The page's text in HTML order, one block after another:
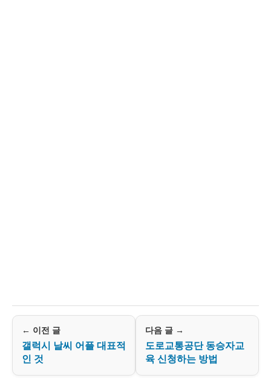
← 이전 글
갤럭시 날씨 어플 대표적
인 것
다음 글 →
도로교통공단 동승자교
육 신청하는 방법